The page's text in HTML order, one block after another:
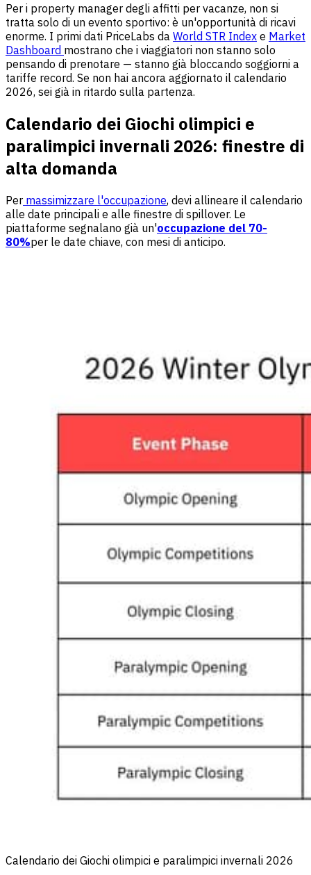
Per i property manager degli affitti per vacanze, non si
tratta solo di un evento sportivo: è un'opportunità di ricavi
enorme. I primi dati PriceLabs da World STR Index e Market
Dashboard mostrano che i viaggiatori non stanno solo
pensando di prenotare — stanno già bloccando soggiorni a
tariffe record. Se non hai ancora aggiornato il calendario
2026, sei già in ritardo sulla partenza.
Calendario dei Giochi olimpici e
paralimpici invernali 2026: finestre di
alta domanda
Per massimizzare l'occupazione, devi allineare il calendario
alle date principali e alle finestre di spillover. Le
piattaforme segnalano già un'occupazione del 70-
80%per le date chiave, con mesi di anticipo.
Calendario dei Giochi olimpici e paralimpici invernali 2026